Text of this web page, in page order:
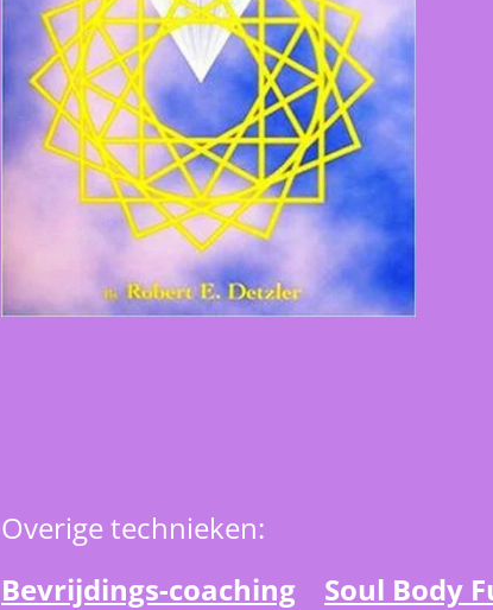
Overige technieken:
Bevrijdings-coaching
Soul Body